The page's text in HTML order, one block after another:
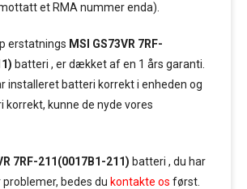
et RMA nummer enda).
erstatnings MSI GS73VR 7RF-
batteri , er dækket af en 1 års garanti.
installeret batteri korrekt i enheden og
korrekt, kunne de nyde vores
7RF-211(0017B1-211) batteri , du har
problemer, bedes du kontakte os først.